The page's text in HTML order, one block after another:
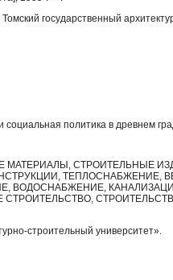
государственный
политика в древнем
МАТЕРИАЛЫ, СТРОИТЕЛЬНЫЕ
ТЕПЛОСНАБЖЕНИЕ,
ВОДОСНАБЖЕНИЕ,
строительный университет».